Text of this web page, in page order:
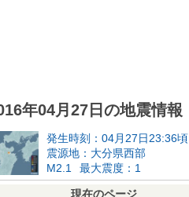
年04月27日の地震情報
発生時刻：04月27日23:36頃
震源地：大分県西部
M2.1
最大震度：1
現在のページ